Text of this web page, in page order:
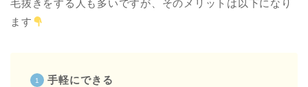
毛抜きをする人も多いですが、そのメリットは以下になり
ます
手軽にできる